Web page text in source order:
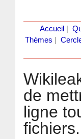
Accueil
Thèmes
de
ligne
fichiers.